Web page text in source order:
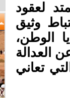
لعقود
وثيق
الوطن،
العدالة
تعاني